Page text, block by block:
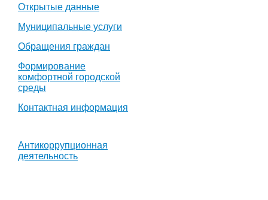
Открытые данные
Муниципальные услуги
Обращения граждан
Формирование
комфортной городской
среды
Контактная информация
Антикоррупционная
деятельность